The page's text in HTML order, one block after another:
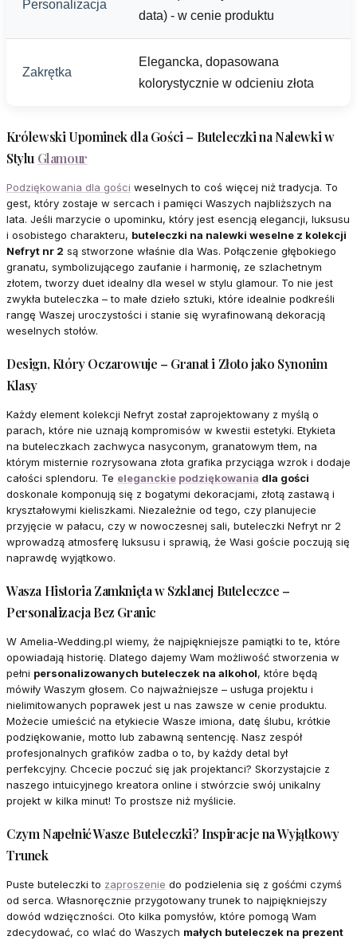
Personalizacja
data) - w cenie produktu
Zakrętka
Elegancka, dopasowana
kolorystycznie w odcieniu złota
Królewski Upominek dla Gości – Buteleczki na Nalewki w
Stylu Glamour
Podziękowania dla gości weselnych to coś więcej niż tradycja. To
gest, który zostaje w sercach i pamięci Waszych najbliższych na
lata. Jeśli marzycie o upominku, który jest esencją elegancji, luksusu
i osobistego charakteru, buteleczki na nalewki weselne z kolekcji
Nefryt nr 2 są stworzone właśnie dla Was. Połączenie głębokiego
granatu, symbolizującego zaufanie i harmonię, ze szlachetnym
złotem, tworzy duet idealny dla wesel w stylu glamour. To nie jest
zwykła buteleczka – to małe dzieło sztuki, które idealnie podkreśli
rangę Waszej uroczystości i stanie się wyrafinowaną dekoracją
weselnych stołów.
Design, Który Oczarowuje – Granat i Złoto jako Synonim
Klasy
Każdy element kolekcji Nefryt został zaprojektowany z myślą o
parach, które nie uznają kompromisów w kwestii estetyki. Etykieta
na buteleczkach zachwyca nasyconym, granatowym tłem, na
którym misternie rozrysowana złota grafika przyciąga wzrok i dodaje
całości splendoru. Te eleganckie podziękowania dla gości
doskonale komponują się z bogatymi dekoracjami, złotą zastawą i
kryształowymi kieliszkami. Niezależnie od tego, czy planujecie
przyjęcie w pałacu, czy w nowoczesnej sali, buteleczki Nefryt nr 2
wprowadzą atmosferę luksusu i sprawią, że Wasi goście poczują się
naprawdę wyjątkowo.
Wasza Historia Zamknięta w Szklanej Buteleczce –
Personalizacja Bez Granic
W Amelia-Wedding.pl wiemy, że najpiękniejsze pamiątki to te, które
opowiadają historię. Dlatego dajemy Wam możliwość stworzenia w
pełni personalizowanych buteleczek na alkohol, które będą
mówiły Waszym głosem. Co najważniejsze – usługa projektu i
nielimitowanych poprawek jest u nas zawsze w cenie produktu.
Możecie umieścić na etykiecie Wasze imiona, datę ślubu, krótkie
podziękowanie, motto lub zabawną sentencję. Nasz zespół
profesjonalnych grafików zadba o to, by każdy detal był
perfekcyjny. Chcecie poczuć się jak projektanci? Skorzystajcie z
naszego intuicyjnego kreatora online i stwórzcie swój unikalny
projekt w kilka minut! To prostsze niż myślicie.
Czym Napełnić Wasze Buteleczki? Inspiracje na Wyjątkowy
Trunek
Puste buteleczki to zaproszenie do podzielenia się z gośćmi czymś
od serca. Własnoręcznie przygotowany trunek to najpiękniejszy
dowód wdzięczności. Oto kilka pomysłów, które pomogą Wam
zdecydować, co wlać do Waszych małych buteleczek na prezent